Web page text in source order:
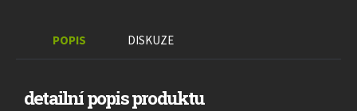
POPIS DISKUZE
detailní popis produktu